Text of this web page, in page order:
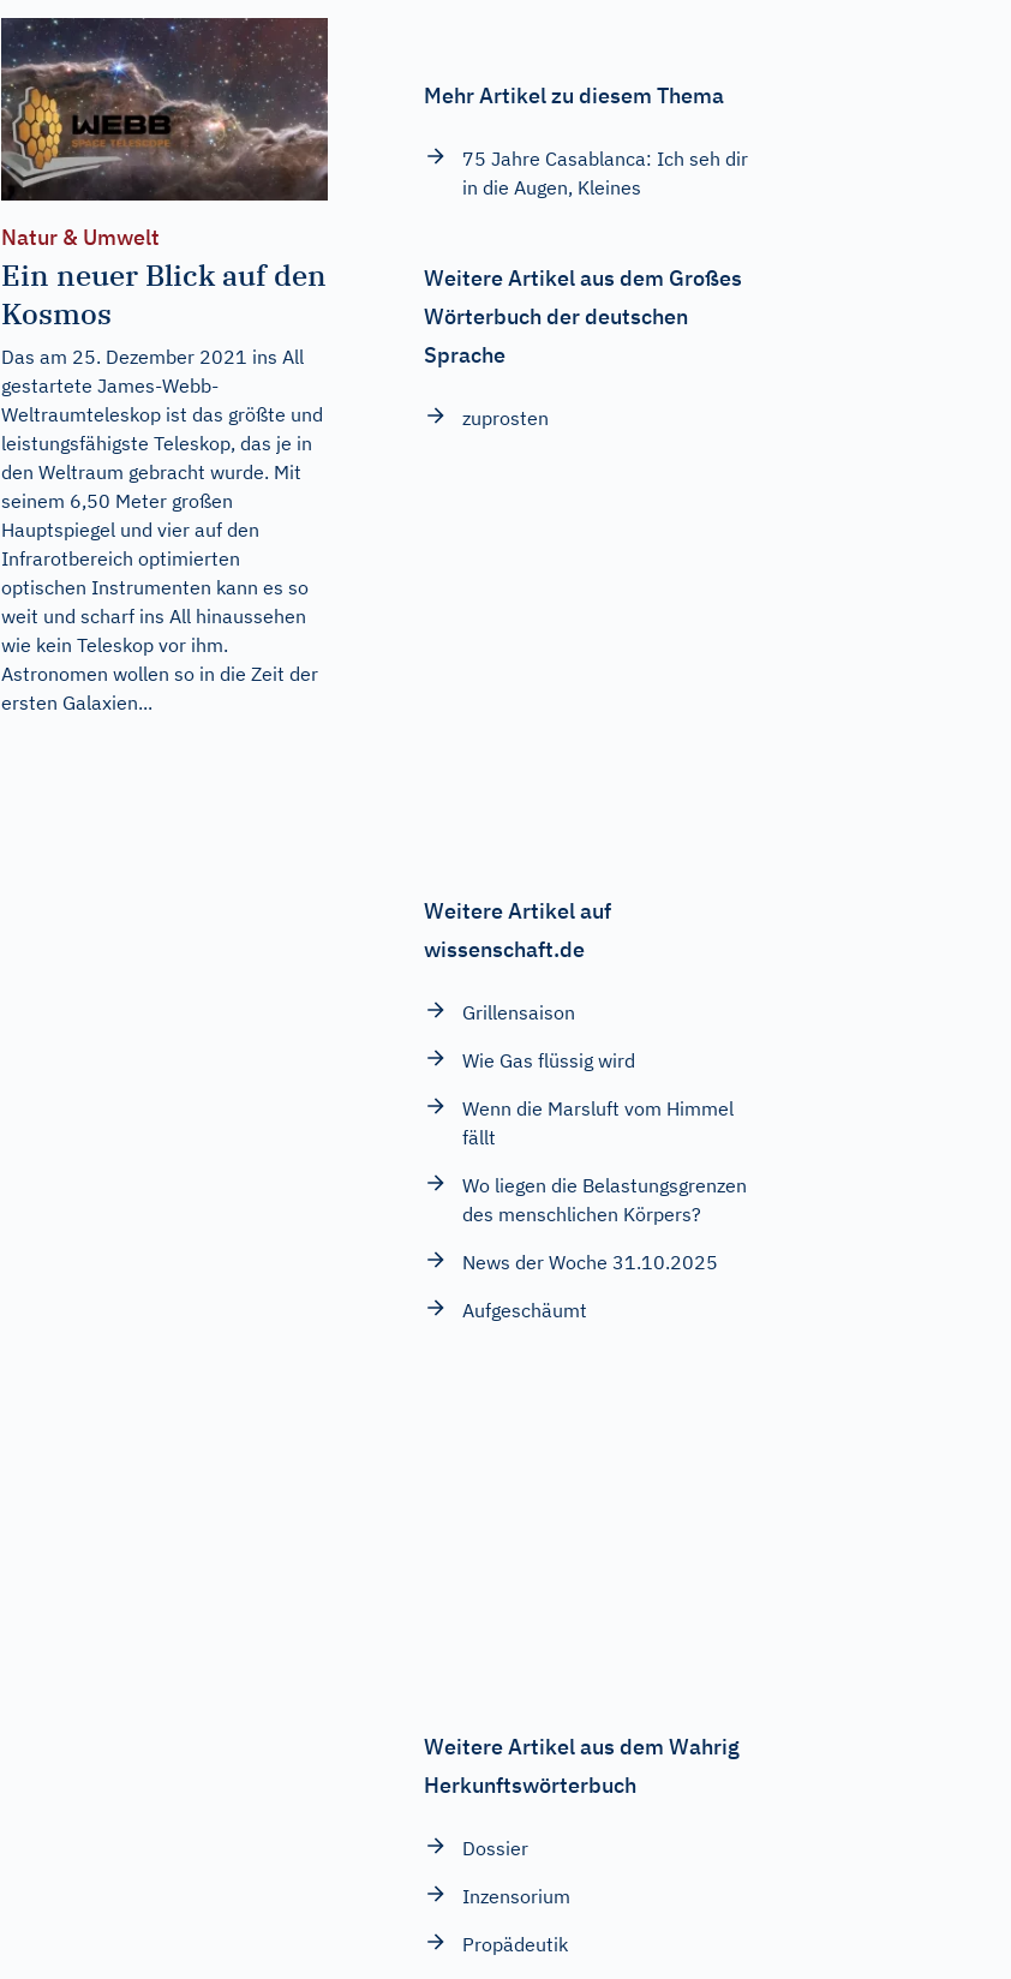
Natur & Umwelt
Ein neuer Blick auf den
Kosmos
Das am 25. Dezember 2021 ins All
gestartete James-Webb-
Weltraumteleskop ist das größte und
leistungsfähigste Teleskop, das je in
den Weltraum gebracht wurde. Mit
seinem 6,50 Meter großen
Hauptspiegel und vier auf den
Infrarotbereich optimierten
optischen Instrumenten kann es so
weit und scharf ins All hinaussehen
wie kein Teleskop vor ihm.
Astronomen wollen so in die Zeit der
ersten Galaxien...
Mehr Artikel zu diesem Thema
75 Jahre Casablanca: Ich seh dir
in die Augen, Kleines
Weitere Artikel aus dem Großes
Wörterbuch der deutschen
Sprache
zuprosten
Weitere Artikel auf
wissenschaft.de
Grillensaison
Wie Gas flüssig wird
Wenn die Marsluft vom Himmel
fällt
Wo liegen die Belastungsgrenzen
des menschlichen Körpers?
News der Woche 31.10.2025
Aufgeschäumt
Weitere Artikel aus dem Wahrig
Herkunftswörterbuch
Dossier
Inzensorium
Propädeutik